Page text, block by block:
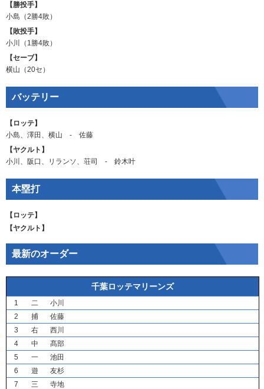
【勝投手】
小島 （2勝4敗）
【敗投手】
小川
（1勝4敗）
【セーブ】
横山 （20セ）
バッテリー
【ロッテ】
小島、 澤田 、 横山 ‐ 佐藤
【ヤクルト】
小川 、 阪口 、 リランソ、 荘司 ‐ 鈴木叶
本塁打
【ロッテ】
【ヤクルト】
最新のオーダー
千葉ロッテマリーンズ
1 二
小川
2
捕
佐藤
3
右
西川
4
中
髙部
5
一
池田
6
遊
友杉
7
三
寺地